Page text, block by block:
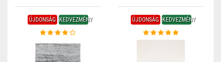
ÚJDONSÁG KEDVEZMÉNY ÚJDONSÁG KEDVEZMÉNY